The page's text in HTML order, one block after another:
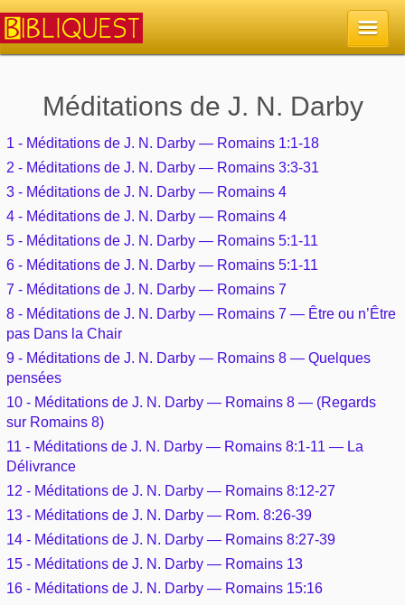
Retour à l'accueil
Quoi de neuf sur Bibliquest
Librairies, éditeurs
Autres sites chrétiens
Outils
Paramètres
La Bible
Lisez la Bible
Écoutez la Bible
Rechercher (concordance)
Au sujet de la Bible
Études et commentaires par passage
Versets Classés
Lecture Journalière
Sujets
Tous les sujets
Dieu
La Bible
L'Évangile, le Salut
L'Église, l'Assemblée
Prophétie
Commentaires
Personnages bibliques
Édification
Commentaires journaliers
COURS Bibliques - GUIDES de lecture
Recherche
Rechercher dans le site
Sujets de A à Z
Ouvrages de A à Z
Auteurs de A à Z
Rechercher dans la Bible
En bref
Sommaires
Autres FAQ
Méditations de J. N. Darby
1 - Méditations de J. N. Darby — Romains 1:1-18
2 - Méditations de J. N. Darby — Romains 3:3-31
3 - Méditations de J. N. Darby — Romains 4
4 - Méditations de J. N. Darby — Romains 4
5 - Méditations de J. N. Darby — Romains 5:1-11
6 - Méditations de J. N. Darby — Romains 5:1-11
7 - Méditations de J. N. Darby — Romains 7
8 - Méditations de J. N. Darby — Romains 7 — Être ou n’Être
pas Dans la Chair
9 - Méditations de J. N. Darby — Romains 8 — Quelques
pensées
10 - Méditations de J. N. Darby — Romains 8 — (Regards
sur Romains 8)
11 - Méditations de J. N. Darby — Romains 8:1-11 — La
Délivrance
12 - Méditations de J. N. Darby — Romains 8:12-27
13 - Méditations de J. N. Darby — Rom. 8:26-39
14 - Méditations de J. N. Darby — Romains 8:27-39
15 - Méditations de J. N. Darby — Romains 13
16 - Méditations de J. N. Darby — Romains 15:16